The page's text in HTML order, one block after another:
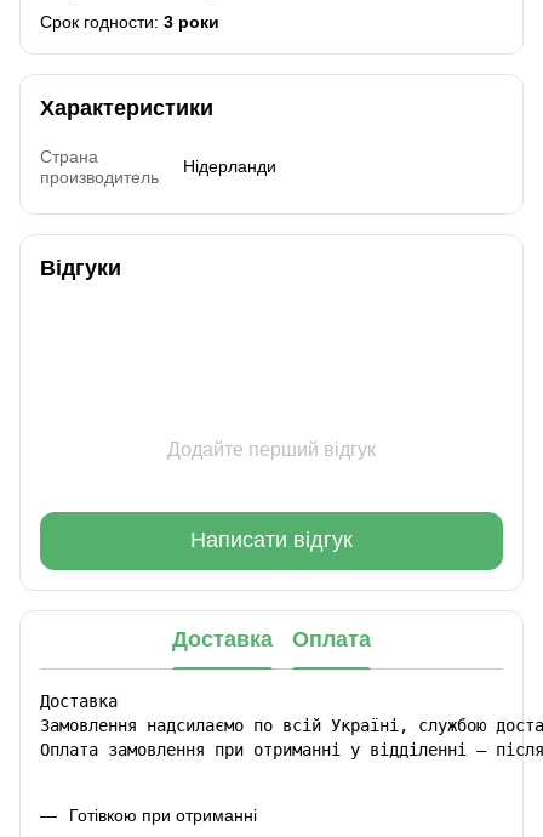
Срок годности: 3 роки
Характеристики
Страна
производитель
Нідерланди
Відгуки
Додайте перший відгук
Написати відгук
Доставка Оплата
Доставка
Замовлення надсилаємо по всій Україні, службою
Оплата замовлення при отриманні у відділенні –
Готівкою при отриманні